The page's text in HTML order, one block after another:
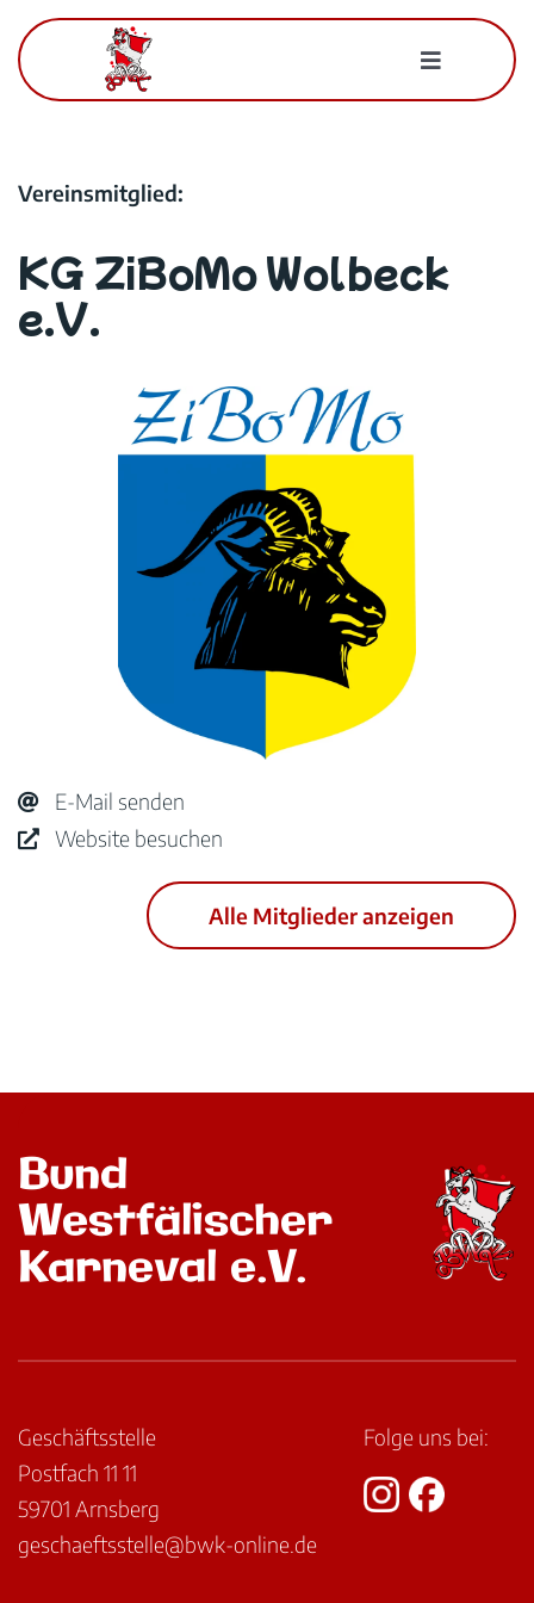
Zum
Inhalt
springen
Toggle
Der BWK
Kontakt
Vereinsmitglied:
KG ZiBoMo Wolbeck
e.V.
E-Mail senden
Website besuchen
Alle Mitglieder anzeigen
Bund
Westfälischer
Karneval e.V.
Geschäftsstelle
Postfach 11 11
59701 Arnsberg
geschaeftsstelle@bwk-online.de
Folge uns bei: